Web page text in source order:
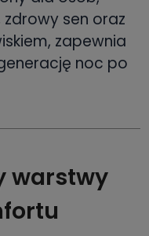
sen oraz
zapewnia
noc po
warstwy